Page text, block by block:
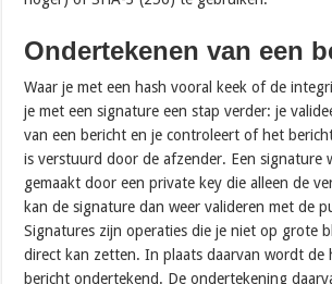
Ondertekenen van een
Waar je met een hash vooral keek of de
je met een signature een stap verder: je
van een bericht en je controleert of het
is verstuurd door de afzender. Een signature
gemaakt door een private key die alleen de
kan de signature dan weer valideren met de
Signatures zijn operaties die je niet op grote
direct kan zetten. In plaats daarvan wordt de
bericht ondertekend. De ondertekening